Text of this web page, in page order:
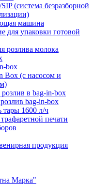
(система безразборной
машина
для упаковки готовой
розлива молока
box
Box (с насосом и
в bag-in-box
bag-in-box
тары 1600 л/ч
печати
продукция
Марка"